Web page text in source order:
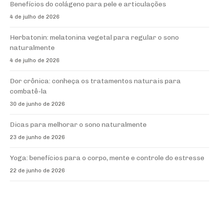
Benefícios do colágeno para pele e articulações
4 de julho de 2026
Herbatonin: melatonina vegetal para regular o sono
naturalmente
4 de julho de 2026
Dor crônica: conheça os tratamentos naturais para
combatê-la
30 de junho de 2026
Dicas para melhorar o sono naturalmente
23 de junho de 2026
Yoga: benefícios para o corpo, mente e controle do estresse
22 de junho de 2026